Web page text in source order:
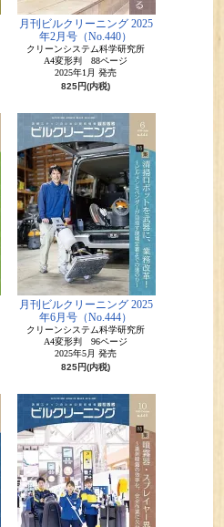
月刊ビルクリーニング 2025
年2月号（No.440）
クリーンシステム科学研究所
A4変形判 88ページ
2025年1月 発売
825円(内税)
月刊ビルクリーニング 2025
年6月号（No.444）
クリーンシステム科学研究所
A4変形判 96ページ
2025年5月 発売
825円(内税)